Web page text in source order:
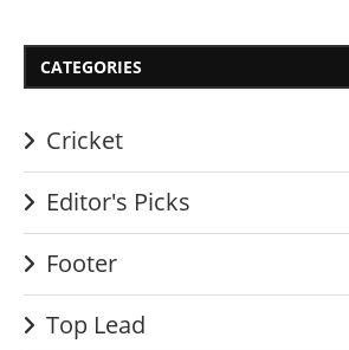
CATEGORIES
Cricket
Editor's Picks
Footer
Top Lead